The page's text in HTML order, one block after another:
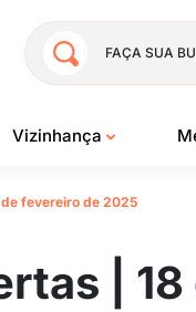
FAÇA SUA
Vizinhança
fevereiro de 2025
|